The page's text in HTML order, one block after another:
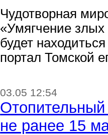
Чудотворная
«Умягчение злых
будет
портал Томской
03.05 12:54
не ранее 15